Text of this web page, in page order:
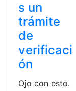
s un
trámite
de
verificaci
ón
Ojo con esto.